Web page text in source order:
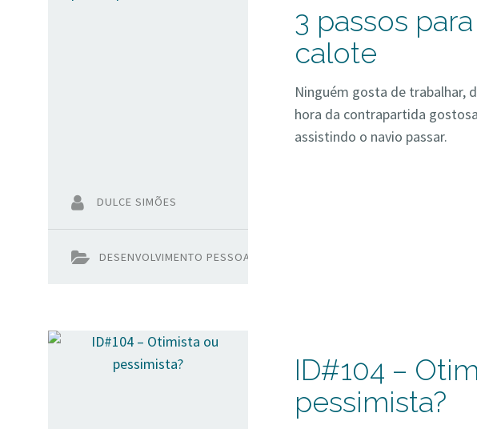
DESENVOLVIMENTO PESSOAL
DULCE SIMÕES
3 passos
calote
Ninguém gosta de trabalhar,
hora da contrapartida
assistindo o navio passar.
ID#104 –
pessimista?